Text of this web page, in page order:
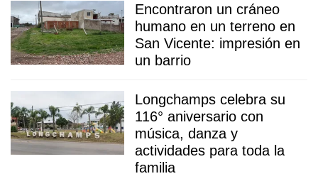
Encontraron un cráneo
humano en un terreno en
San Vicente: impresión en
un barrio
Longchamps celebra su
116° aniversario con
música, danza y
actividades para toda la
familia